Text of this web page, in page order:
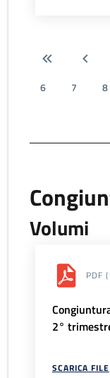
6
7 8
Volumi
PDF
2°
SCARICA FILE